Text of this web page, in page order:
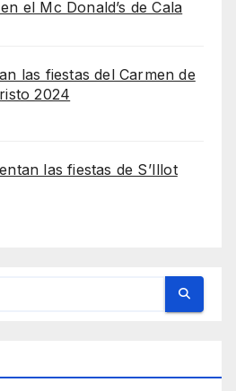
el Mc Donald’s de Cala
las fiestas del Carmen de
2024
las fiestas de S’Illot